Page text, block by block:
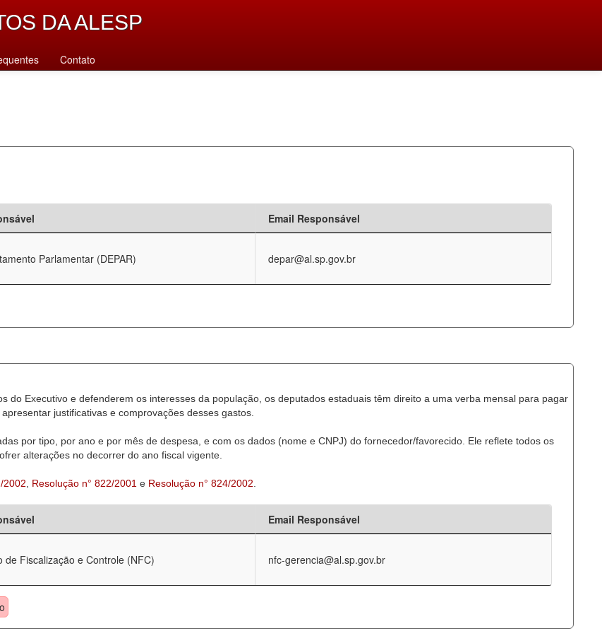
DA ALESP
Contato
Email Responsável
Parlamentar (DEPAR) depar@al.sp.gov.br
do Executivo e defenderem os interesses da população, os deputados estaduais têm direito a uma verba mensal para pagar
justificativas e comprovações desses gastos.
por tipo, por ano e por mês de despesa, e com os dados (nome e CNPJ) do fornecedor/favorecido. Ele reflete todos os
alterações no decorrer do ano fiscal vigente.
2002 Resolução n° 822/2001 e Resolução n° 824/2002
Email Responsável
de Fiscalização e Controle (NFC) nfc-gerencia@al.sp.gov.br